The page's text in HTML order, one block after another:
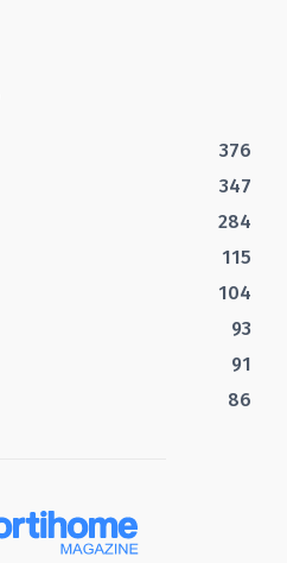
376
347
284
115
104
93
91
86